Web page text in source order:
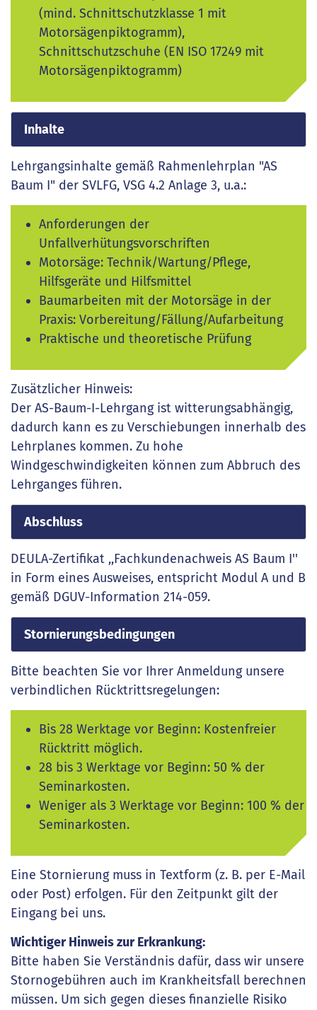
(mind. Schnittschutzklasse 1 mit
Motorsägenpiktogramm),
Schnittschutzschuhe (EN ISO 17249 mit
Motorsägenpiktogramm)
Inhalte
Lehrgangsinhalte gemäß Rahmenlehrplan "AS
Baum I" der SVLFG, VSG 4.2 Anlage 3, u.a.:
Anforderungen der
Unfallverhütungsvorschriften
Motorsäge: Technik/Wartung/Pflege,
Hilfsgeräte und Hilfsmittel
Baumarbeiten mit der Motorsäge in der
Praxis: Vorbereitung/Fällung/Aufarbeitung
Praktische und theoretische Prüfung
Zusätzlicher Hinweis:
Der AS-Baum-I-Lehrgang ist witterungsabhängig,
dadurch kann es zu Verschiebungen innerhalb des
Lehrplanes kommen. Zu hohe
Windgeschwindigkeiten können zum Abbruch des
Lehrganges führen.
Abschluss
DEULA-Zertifikat ,,Fachkundenachweis AS Baum I''
in Form eines Ausweises, entspricht Modul A und B
gemäß DGUV-Information 214-059.
Stornierungsbedingungen
Bitte beachten Sie vor Ihrer Anmeldung unsere
verbindlichen Rücktrittsregelungen:
Bis 28 Werktage vor Beginn: Kostenfreier
Rücktritt möglich.
28 bis 3 Werktage vor Beginn: 50 % der
Seminarkosten.
Weniger als 3 Werktage vor Beginn: 100 % der
Seminarkosten.
Eine Stornierung muss in Textform (z. B. per E-Mail
oder Post) erfolgen. Für den Zeitpunkt gilt der
Eingang bei uns.
Wichtiger Hinweis zur Erkrankung:
Bitte haben Sie Verständnis dafür, dass wir unsere
Stornogebühren auch im Krankheitsfall berechnen
müssen. Um sich gegen dieses finanzielle Risiko